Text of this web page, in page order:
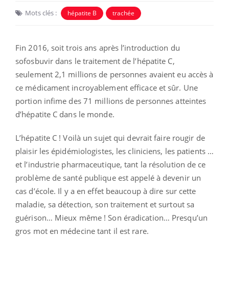
Mots clés : hépatite B trachée
Fin 2016, soit trois ans après l’introduction du
sofosbuvir dans le traitement de l’hépatite C,
seulement 2,1 millions de personnes avaient eu accès à
ce médicament incroyablement efficace et sûr. Une
portion infime des 71 millions de personnes atteintes
d’hépatite C dans le monde.
L’hépatite C ! Voilà un sujet qui devrait faire rougir de
plaisir les épidémiologistes, les cliniciens, les patients …
et l’industrie pharmaceutique, tant la résolution de ce
problème de santé publique est appelé à devenir un
cas d’école. Il y a en effet beaucoup à dire sur cette
maladie, sa détection, son traitement et surtout sa
guérison… Mieux même ! Son éradication… Presqu’un
gros mot en médecine tant il est rare.